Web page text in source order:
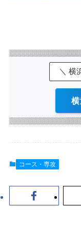
＼ 横
コース・専攻